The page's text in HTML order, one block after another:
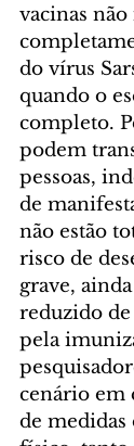
vacinas
do vírus
quando o
completo.
podem
pessoas,
de
não estão
risco de
grave,
reduzido
pela
cenário em
de medidas